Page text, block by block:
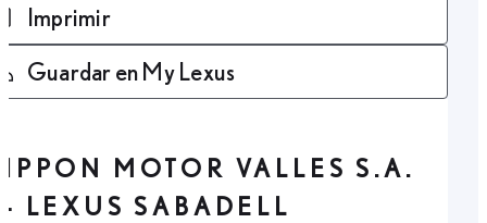
Imprimir
Guardar en My Lexus
IPPON MOTOR VALLES S.A.
- LEXUS SABADELL